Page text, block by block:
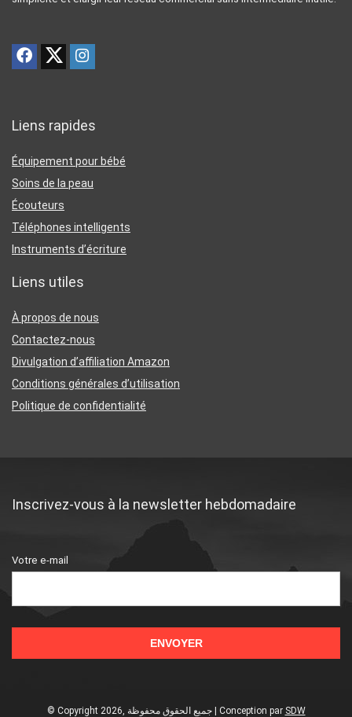
Liens rapides
Équipement pour bébé
Soins de la peau
Écouteurs
Téléphones intelligents
Instruments d’écriture
Liens utiles
À propos de nous
Contactez-nous
Divulgation d’affiliation Amazon
Conditions générales d’utilisation
Politique de confidentialité
Inscrivez-vous à la newsletter hebdomadaire
Votre e-mail
© Copyright 2026, جميع الحقوق محفوظة | Conception par SDW